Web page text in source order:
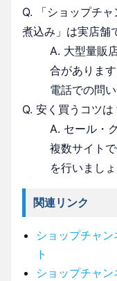
Q. 「ショップチ
煮込み」は実店舗
A. 大型量販
合がありま
電話での問
Q. 安く買うコツは
A. セール・
複数サイト
を行いましょ
関連リンク
ショップチャ
ト
ショップチャ